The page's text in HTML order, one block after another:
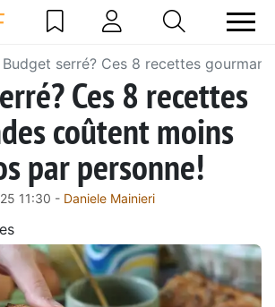
Budget serré? Ces 8 recettes
Ces 8 recettes
coûtent moins
par personne!
11:30 - Daniele Mainieri